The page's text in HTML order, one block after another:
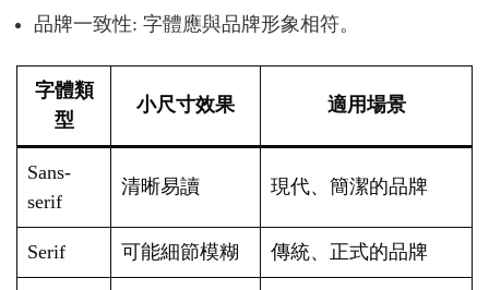
品牌一致性: 字體應與品牌形象相符。
字體類
型
小尺寸效果 適用場景
Sans-
serif
清晰易讀 現代、簡潔的品牌
Serif 可能細節模糊 傳統、正式的品牌